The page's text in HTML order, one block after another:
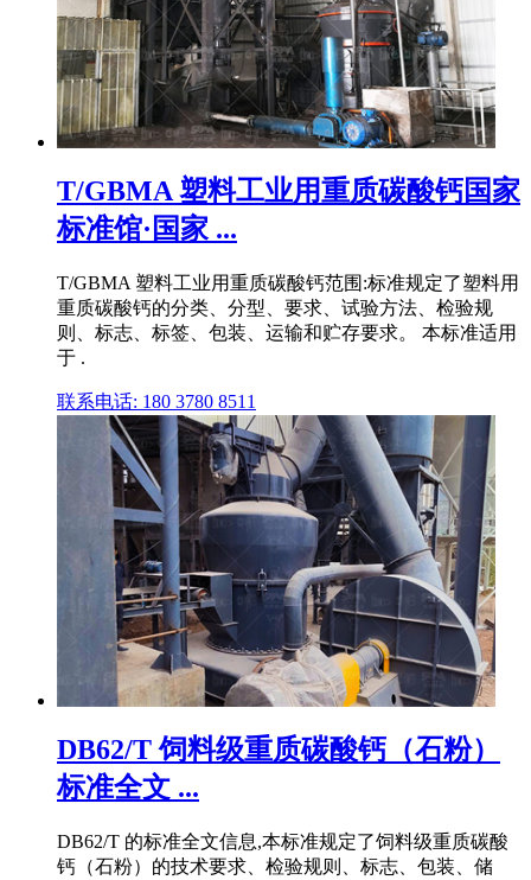
T/GBMA 塑料工业用重质碳酸钙国家
标准馆·国家 ...
T/GBMA 塑料工业用重质碳酸钙范围:标准规定了塑料用
重质碳酸钙的分类、分型、要求、试验方法、检验规
则、标志、标签、包装、运输和贮存要求。 本标准适用
于 .
联系电话: 180 3780 8511
DB62/T 饲料级重质碳酸钙（石粉）
标准全文 ...
DB62/T 的标准全文信息,本标准规定了饲料级重质碳酸
钙（石粉）的技术要求、检验规则、标志、包装、储